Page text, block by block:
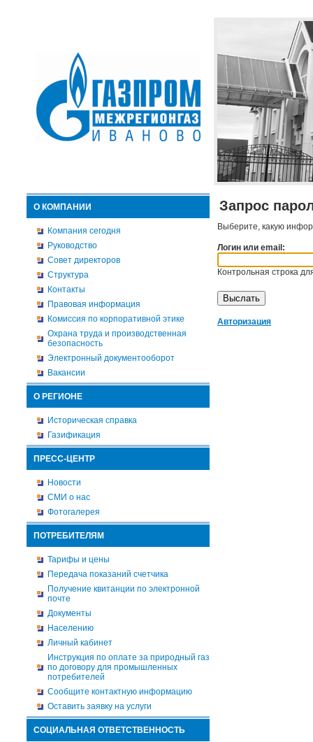
О КОМПАНИИ
Компания сегодня
Руководство
Совет директоров
Структура
Контакты
Правовая информация
Комиссия по корпоративной этике
Охрана труда и производственная
безопасность
Электронный документооборот
Вакансии
О РЕГИОНЕ
Историческая справка
Газификация
ПРЕСС-ЦЕНТР
Новости
СМИ о нас
Фотогалерея
ПОТРЕБИТЕЛЯМ
Тарифы и цены
Передача показаний счетчика
Получение квитанции по электронной
почте
Документы
Населению
Личный кабинет
Инструкция по оплате за природный газ
по договору для промышленных
потребителей
Сообщите контактную информацию
Оставить заявку на услуги
СОЦИАЛЬНАЯ ОТВЕТСТВЕННОСТЬ
Запрос
Выберите, какую
Логин или email:
Контрольная строка
Авторизация